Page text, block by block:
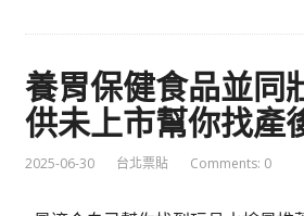
養胃保健食品並同
供未上市幫你找產
2025-06-30 台北票貼 Comments: 0